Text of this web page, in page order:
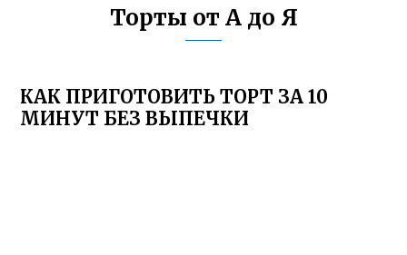
Торты от А до Я
КАК ПРИГОТОВИТЬ ТОРТ ЗА 10
МИНУТ БЕЗ ВЫПЕЧКИ